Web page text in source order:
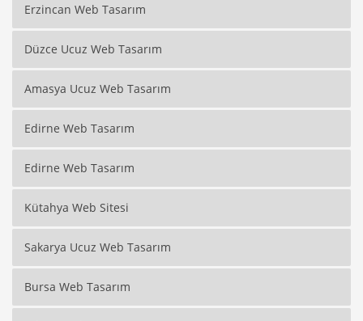
Erzincan Web Tasarım
Düzce Ucuz Web Tasarım
Amasya Ucuz Web Tasarım
Edirne Web Tasarım
Edirne Web Tasarım
Kütahya Web Sitesi
Sakarya Ucuz Web Tasarım
Bursa Web Tasarım